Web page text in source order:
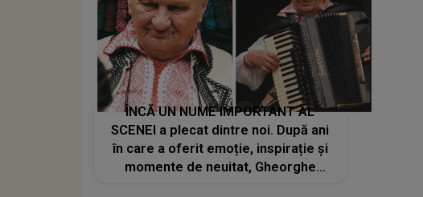
ÎNCĂ UN NUME IMPORTANT AL
SCENEI a plecat dintre noi. După ani
în care a oferit emoție, inspirație și
momente de neuitat, Gheorghe